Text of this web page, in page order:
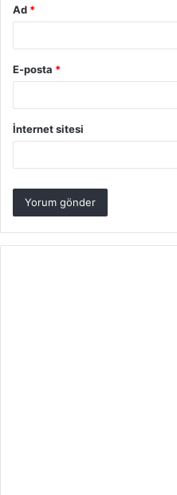
Ad *
E-posta *
İnternet sitesi